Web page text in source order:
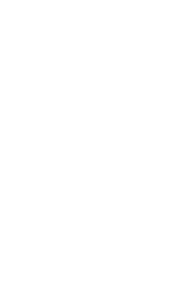
護業務を行います。
、健康管理の記録作成
、記録など
る方の応募歓迎！
円